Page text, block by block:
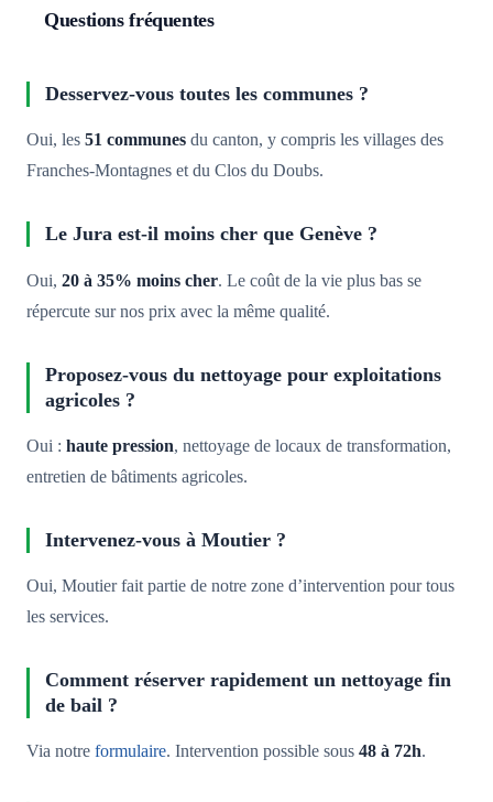
Questions fréquentes
Desservez-vous toutes les communes ?
Oui, les 51 communes du canton, y compris les villages des
Franches-Montagnes et du Clos du Doubs.
Le Jura est-il moins cher que Genève ?
Oui, 20 à 35% moins cher. Le coût de la vie plus bas se
répercute sur nos prix avec la même qualité.
Proposez-vous du nettoyage pour exploitations
agricoles ?
Oui : haute pression, nettoyage de locaux de transformation,
entretien de bâtiments agricoles.
Intervenez-vous à Moutier ?
Oui, Moutier fait partie de notre zone d’intervention pour tous
les services.
Comment réserver rapidement un nettoyage fin
de bail ?
Via notre formulaire. Intervention possible sous 48 à 72h.